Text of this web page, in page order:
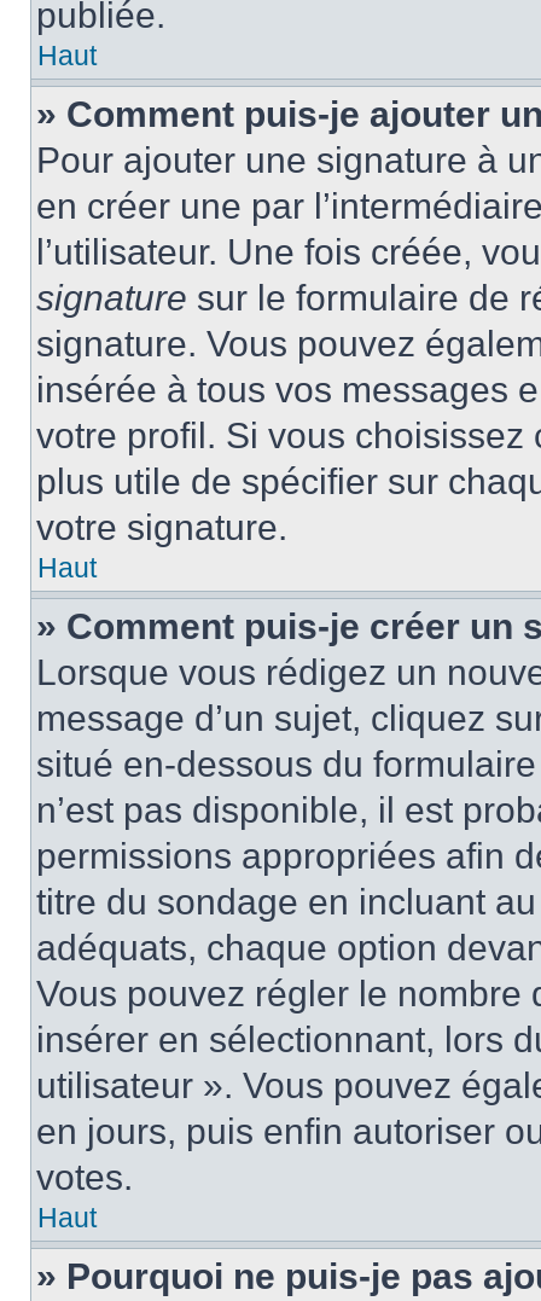
publiée.
Haut
» Comment puis-je ajouter
Pour ajouter une signature à
en créer une par
l’utilisateur. Une fois créée,
signature sur le formulaire de
signature. Vous pouvez
insérée à tous vos messages
votre profil. Si vous
plus utile de spécifier sur
votre signature.
Haut
» Comment puis-je créer un
Lorsque vous rédigez un
message d’un sujet, cliquez
situé en-dessous du
n’est pas disponible, il est
permissions appropriées afin
titre du sondage en incluant
adéquats, chaque option
Vous pouvez régler le nombre
insérer en sélectionnant, lors
utilisateur ». Vous pouvez
en jours, puis enfin autoriser
votes.
Haut
» Pourquoi ne puis-je pas